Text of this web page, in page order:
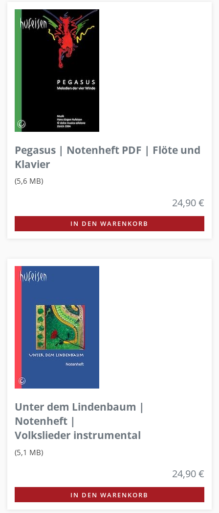
Pegasus | Notenheft PDF | Flöte und
Klavier
(5,6 MB)
24,90 €
IN DEN WARENKORB
Unter dem Lindenbaum |
Notenheft |
Volkslieder instrumental
(5,1 MB)
24,90 €
IN DEN WARENKORB